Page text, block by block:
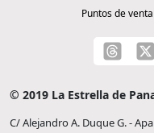
Puntos de venta
© 2019 La Estrella de
C/ Alejandro A. Duque G. -